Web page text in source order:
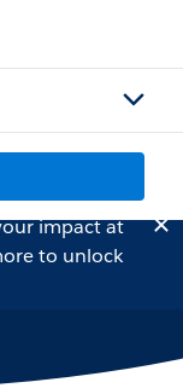
impact at
to unlock